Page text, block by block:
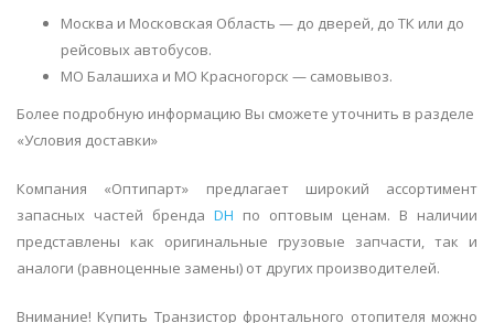
Москва и Московская Область — до дверей, до ТК или до
рейсовых автобусов.
МО Балашиха и МО Красногорск — самовывоз.
Более подробную информацию Вы сможете уточнить в разделе
«Условия доставки»
Компания «Оптипарт» предлагает широкий ассортимент
запасных частей бренда DH по оптовым ценам. В наличии
представлены как оригинальные грузовые запчасти, так и
аналоги (равноценные замены) от других производителей.
Внимание! Купить Транзистор фронтального отопителя можно